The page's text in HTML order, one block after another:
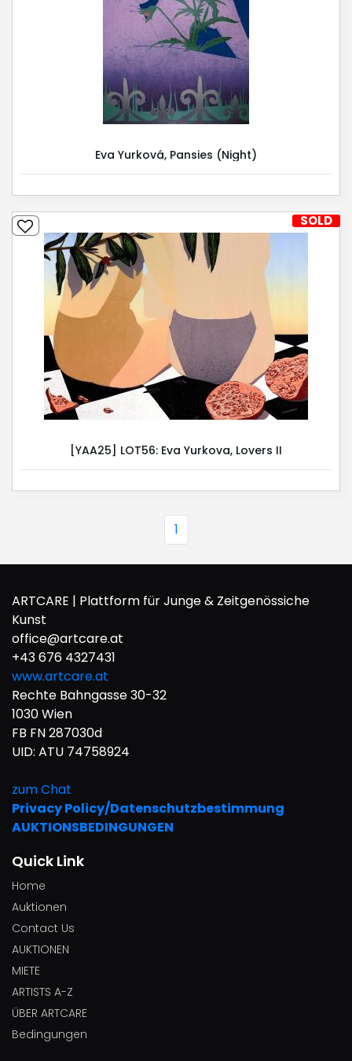
Eva Yurková, Pansies (Night)
[YAA25] LOT56: Eva Yurkova, Lovers II
SOLD
1
ARTCARE | Plattform für Junge & Zeitgenössiche
Kunst
office@artcare.at
+43 676 4327431
www.artcare.at
Rechte Bahngasse 30-32
1030 Wien
FB FN 287030d
UID: ATU 74758924
zum Chat
Privacy Policy/Datenschutzbestimmung
AUKTIONSBEDINGUNGEN
Quick Link
Home
Auktionen
Contact Us
AUKTIONEN
MIETE
ARTISTS A-Z
ÜBER ARTCARE
Bedingungen